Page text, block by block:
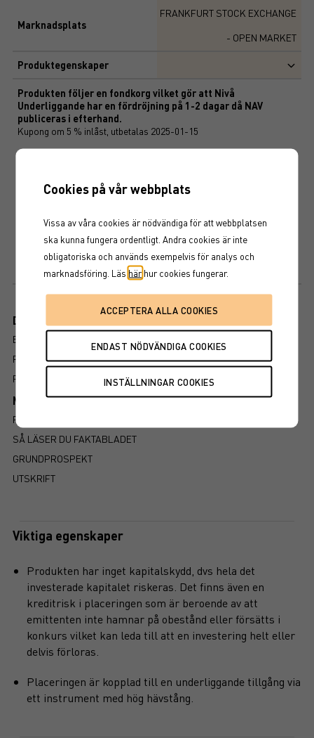
Marknadsplats
FRANKFURT STOCK EXCHANGE
- OPEN MARKET
Produktegenskaper
Produkten följer en fondkorg vilket gör att Nivå
Underliggande har en fördröjning på 1-2 dagar då NAV
publiceras i efterhand.
Kupong om 5 % inlåst, utbetalas 2025-01-15
Aberdeen Select Euro High Yield Bond Fund
HSBC EURO HIGH YIELD BOND
Målrisk
Maxexponering
Dokument
BROSCHYR
PROSPEKT
FAKTABLAD
Mer information om produkten
RISK
SÅ LÄSER DU FAKTABLADET
GRUNDPROSPEKT
UTSKRIFT
Viktiga egenskaper
Produkten har inget kapitalskydd, dvs hela det
investerade kapitalet riskeras. Det finns även en
kreditrisk i placeringen som är beroende av att
emittenten inte hamnar på obestånd eller försätts i
konkurs vilket kan leda till att en investering helt eller
delvis förloras.
Placeringen är kopplad till en underliggande tillgång via
ett instrument med hög hävstång.
Cookies på vår webbplats
Vissa av våra cookies är nödvändiga för att webbplatsen
ska kunna fungera ordentligt. Andra cookies är inte
obligatoriska och används exempelvis för analys och
marknadsföring. Läs härhur cookies fungerar.